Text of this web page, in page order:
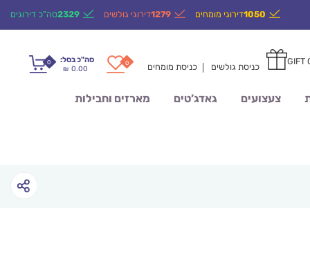
1050דירוגי מומחים 1279דירוגי גולשים 2329סה"כ דירוגים
GIFT כניסת גולשים כניסת מומחים 0
0 סה"כ בסל:
₪ 0.00
צעצועים גאדג’טים מארזים וחבילות